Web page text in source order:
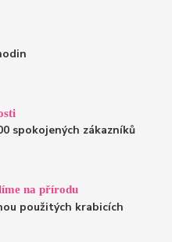
spokojených zákazníků
na přírodu
použitých krabicích